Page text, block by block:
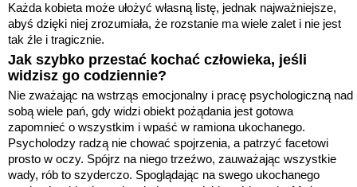
Każda kobieta może ułożyć własną listę, jednak najważniejsze,
abyś dzięki niej zrozumiała, że rozstanie ma wiele zalet i nie jest
tak źle i tragicznie.
Jak szybko przestać kochać człowieka, jeśli
widzisz go codziennie?
Nie zważając na wstrząs emocjonalny i pracę psychologiczną nad
sobą wiele pań, gdy widzi obiekt pożądania jest gotowa
zapomnieć o wszystkim i wpaść w ramiona ukochanego.
Psycholodzy radzą nie chować spojrzenia, a patrzyć facetowi
prosto w oczy. Spójrz na niego trzeźwo, zauważając wszystkie
wady, rób to szyderczo. Spoglądając na swego ukochanego